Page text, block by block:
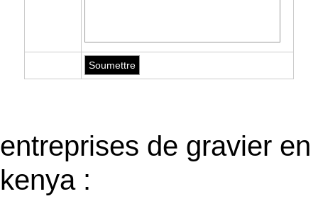
entreprises de gravier en
kenya :